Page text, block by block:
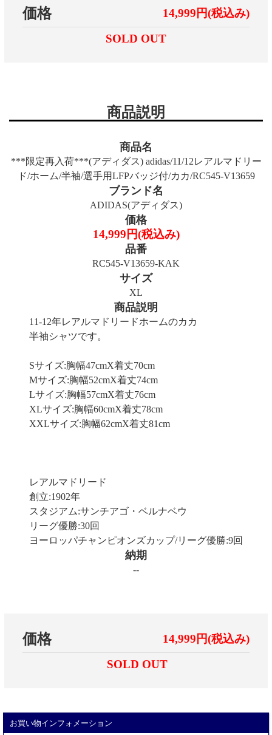
価格
14,999円(税込み)
SOLD OUT
商品説明
商品名
***限定再入荷***(アディダス) adidas/11/12レアルマドリー
ド/ホーム/半袖/選手用LFPバッジ付/カカ/RC545-V13659
ブランド名
ADIDAS(アディダス)
価格
14,999円(税込み)
品番
RC545-V13659-KAK
サイズ
XL
商品説明
11-12年レアルマドリードホームのカカ
半袖シャツです。
Sサイズ:胸幅47cmX着丈70cm
Mサイズ:胸幅52cmX着丈74cm
Lサイズ:胸幅57cmX着丈76cm
XLサイズ:胸幅60cmX着丈78cm
XXLサイズ:胸幅62cmX着丈81cm
レアルマドリード
創立:1902年
スタジアム:サンチアゴ・ベルナベウ
リーグ優勝:30回
ヨーロッパチャンピオンズカップ/リーグ優勝:9回
納期
--
価格
14,999円(税込み)
SOLD OUT
お買い物インフォメーション